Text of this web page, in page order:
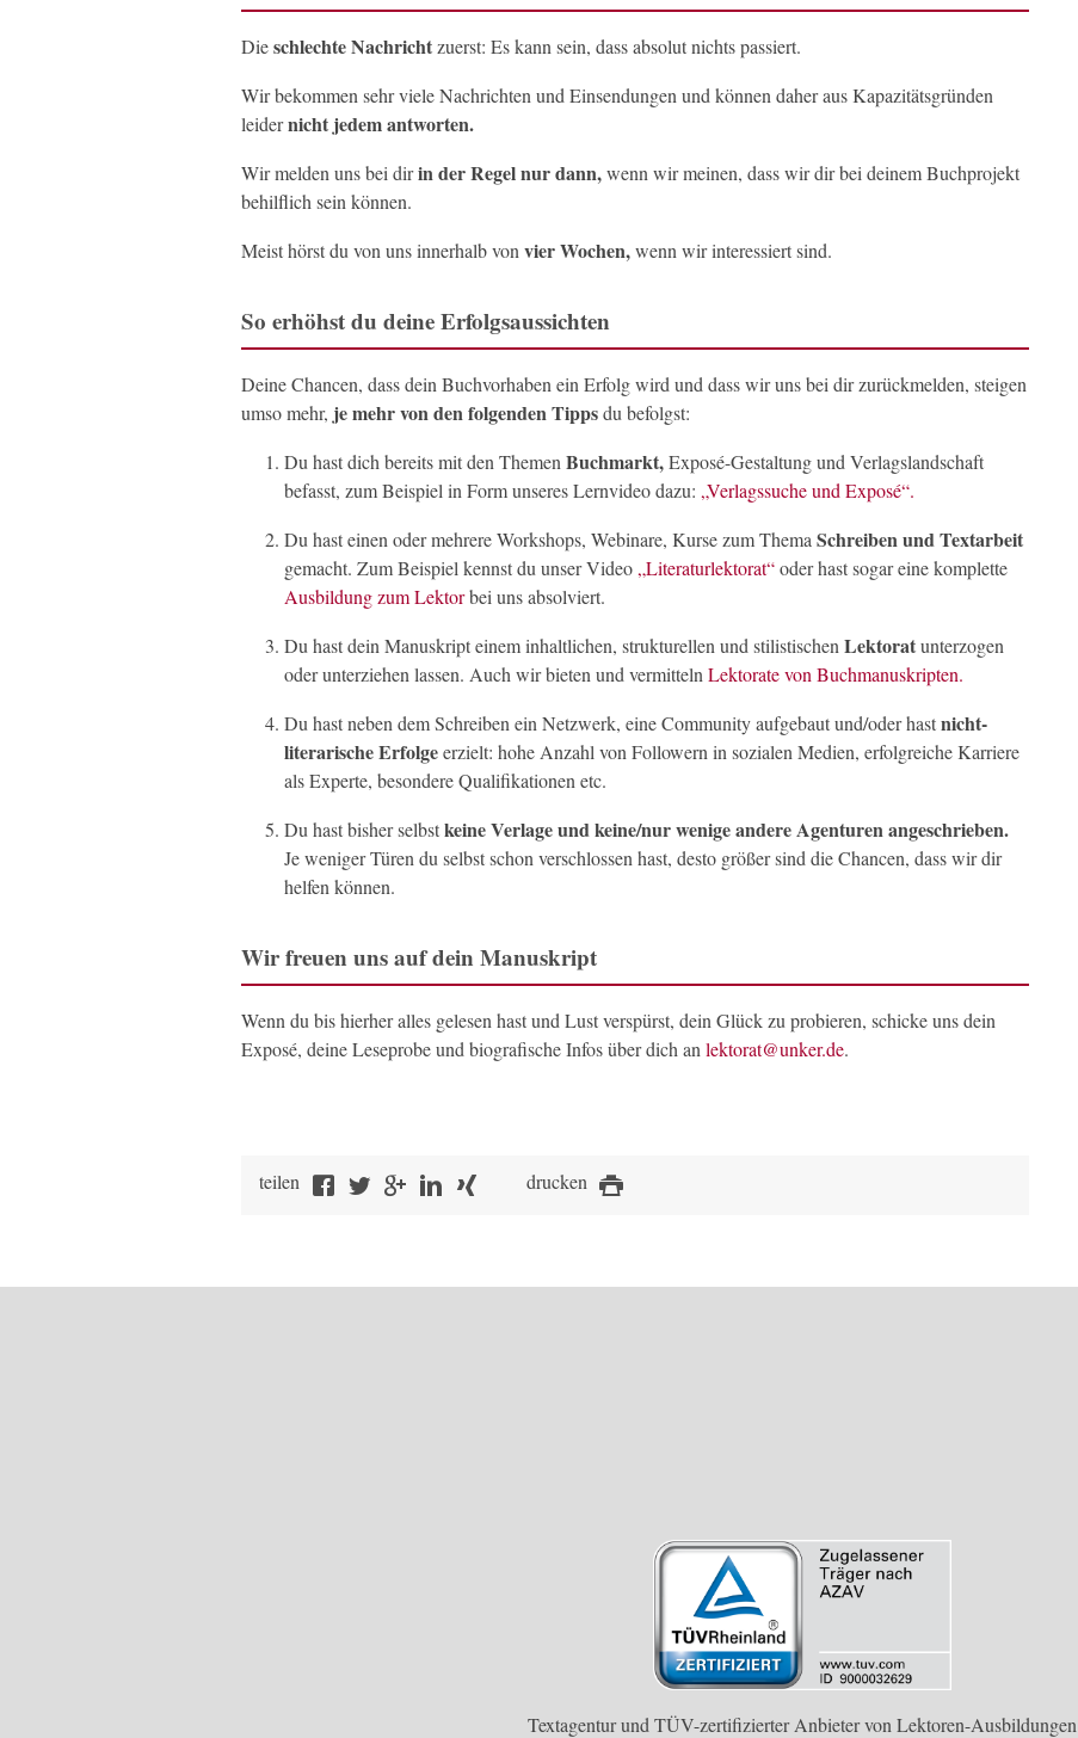
Dieschlechte Nachrichtzuerst: Es kann sein, dass absolut nichts passiert.
Wir bekommen sehr viele Nachrichten und Einsendungen und können daher aus Kapazitätsgründen
leidernicht jedem antworten.
Wir melden uns bei dirin der Regel nur dann,wenn wir meinen, dass wir dir bei deinem Buchprojekt
behilflich sein können.
Meist hörst du von uns innerhalb von vier Wochen,wenn wir interessiert sind.
So erhöhst du deine Erfolgsaussichten
Deine Chancen, dass dein Buchvorhaben ein Erfolg wird und dass wir uns bei dir zurückmelden, steigen
umso mehr, je mehr von den folgenden Tippsdu befolgst:
Du hast dich bereits mit den Themen Buchmarkt,Exposé-Gestaltung und Verlagslandschaft
befasst, zum Beispiel in Form unseres Lernvideo dazu: „Verlagssuche und Exposé“.
Du hast einen oder mehrere Workshops, Webinare, Kurse zum Thema Schreiben und Textarbeit
gemacht. Zum Beispiel kennst du unser Video „Literaturlektorat“oder hast sogar eine komplette
Ausbildung zum Lektorbei uns absolviert.
Du hast dein Manuskript einem inhaltlichen, strukturellen und stilistischen Lektoratunterzogen
oder unterziehen lassen. Auch wir bieten und vermitteln Lektorate von Buchmanuskripten.
Du hast neben dem Schreiben ein Netzwerk, eine Community aufgebaut und/oder hastnicht-
literarische Erfolgeerzielt: hohe Anzahl von Followern in sozialen Medien, erfolgreiche Karriere
als Experte, besondere Qualifikationen etc.
Du hast bisher selbstkeine Verlage und keine/nur wenige andere Agenturen angeschrieben.
Je weniger Türen du selbst schon verschlossen hast, desto größer sind die Chancen, dass wir dir
helfen können.
Wir freuen uns auf dein Manuskript
Wenn du bis hierher alles gelesen hast und Lust verspürst, dein Glück zu probieren, schicke uns dein
Exposé, deine Leseprobe und biografische Infos über dich an lektorat@unker.de.
teilen drucken
Textagentur und TÜV-zertifizierter Anbieter von Lektoren-Ausbildungen